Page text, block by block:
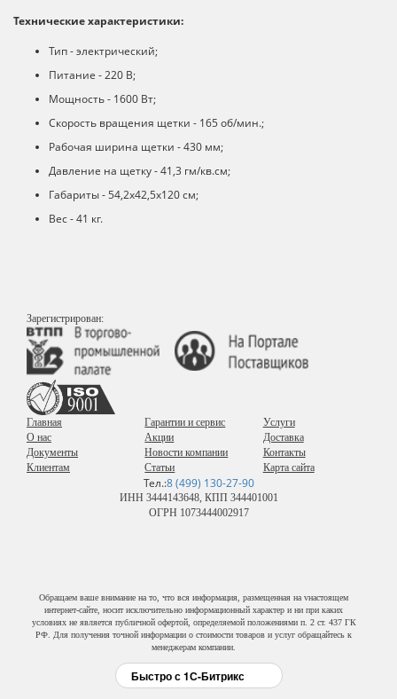
Технические характеристики:
Тип - электрический;
Питание - 220 В;
Мощность - 1600 Вт;
Скорость вращения щетки - 165 об/мин.;
Рабочая ширина щетки - 430 мм;
Давление на щетку - 41,3 гм/кв.см;
Габариты - 54,2х42,5х120 см;
Вес - 41 кг.
Зарегистрирован:
Главная
О нас
Документы
Клиентам
Гарантии и сервис
Акции
Новости компании
Статьи
Услуги
Доставка
Контакты
Карта сайта
Тел.:8 (499) 130-27-90
ИНН 3444143648, КПП 344401001
ОГРН 1073444002917
Обращаем ваше внимание на то, что вся информация, размещенная на vнастоящем
интернет-сайте, носит исключительно информационный характер и ни при каких
условиях не является публичной офертой, определяемой положениями п. 2 ст. 437 ГК
РФ. Для получения точной информации о стоимости товаров и услуг обращайтесь к
менеджерам компании.
Быстро с 1С-Битрикс